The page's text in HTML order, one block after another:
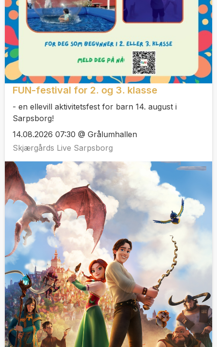
FUN-festival for 2. og 3. klasse
- en ellevill aktivitetsfest for barn 14. august i
Sarpsborg!
14.08.2026 07:30 @ Grålumhallen
Skjærgårds Live Sarpsborg